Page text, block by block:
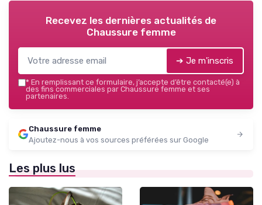
Recevez les dernières actualités de
Chaussure femme
➔ Je m'inscris
* En remplissant ce formulaire, j’accepte d’être contacté(e) à
des fins commerciales par Chaussure femme et ses
partenaires.
Chaussure femme
Ajoutez-nous à vos sources préférées sur Google
Les plus lus